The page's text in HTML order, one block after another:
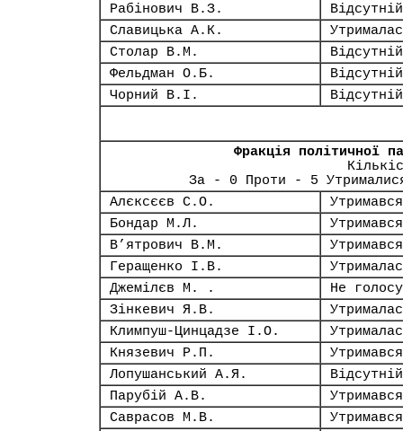
Рабінович В.З.
Відсутній
Славицька А.К.
Столар В.М.
Відсутній
Фельдман О.Б.
Відсутній
Чорний В.І.
Відсутній
Фракція політичної
За - 0 Проти - 5
Алєксєєв С.О.
Утримався
Бондар М.Л.
Утримався
В’ятрович В.М.
Утримався
Геращенко І.В.
Джемілєв М. .
Не
Зінкевич Я.В.
Климпуш-Цинцадзе І.О.
Князевич Р.П.
Утримався
Лопушанський А.Я.
Відсутній
Парубій А.В.
Утримався
Саврасов М.В.
Утримався